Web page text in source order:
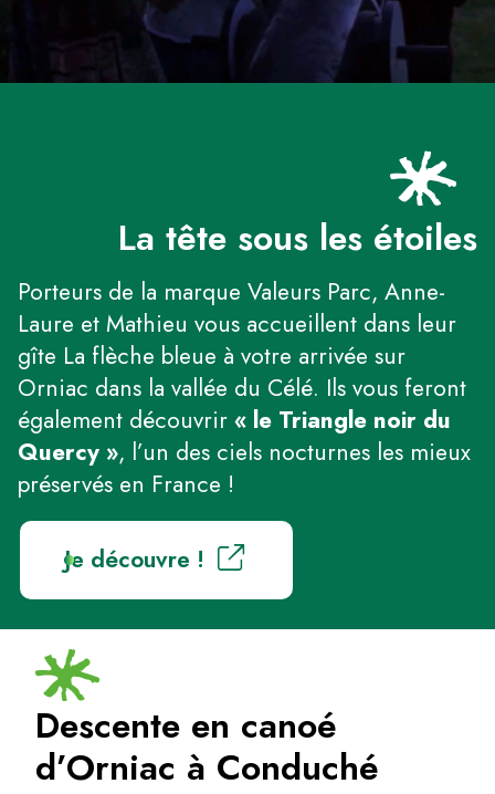
La tête sous les étoiles
Porteurs de la marque Valeurs Parc, Anne-
Laure et Mathieu vous accueillent dans leur
gîte La flèche bleue à votre arrivée sur
Orniac dans la vallée du Célé. Ils vous feront
également découvrir « le Triangle noir du
Quercy », l’un des ciels nocturnes les mieux
préservés en France !
Je découvre !
Descente en canoé
d’Orniac à Conduché